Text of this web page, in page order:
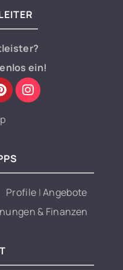
ein!
Profile |Angebote
& Finanzen